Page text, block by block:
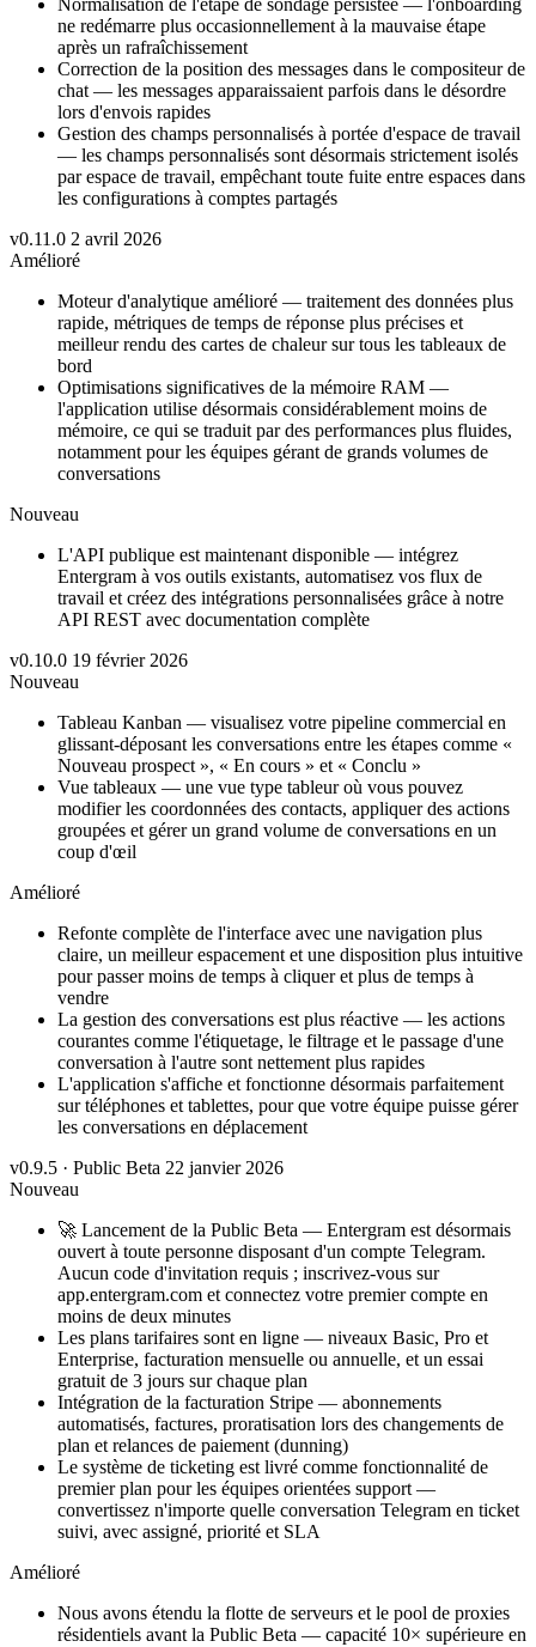
ne redémarre plus occasionnellement à la mauvaise étape
après un rafraîchissement
Correction de la position des messages dans le compositeur de
chat — les messages apparaissaient parfois dans le désordre
lors d'envois rapides
Gestion des champs personnalisés à portée d'espace de travail
— les champs personnalisés sont désormais strictement isolés
par espace de travail, empêchant toute fuite entre espaces dans
les configurations à comptes partagés
v0.11.0 2 avril 2026
Amélioré
Moteur d'analytique amélioré — traitement des données plus
rapide, métriques de temps de réponse plus précises et
meilleur rendu des cartes de chaleur sur tous les tableaux de
bord
Optimisations significatives de la mémoire RAM —
l'application utilise désormais considérablement moins de
mémoire, ce qui se traduit par des performances plus fluides,
notamment pour les équipes gérant de grands volumes de
conversations
Nouveau
L'API publique est maintenant disponible — intégrez
Entergram à vos outils existants, automatisez vos flux de
travail et créez des intégrations personnalisées grâce à notre
API REST avec documentation complète
v0.10.0 19 février 2026
Nouveau
Tableau Kanban — visualisez votre pipeline commercial en
glissant-déposant les conversations entre les étapes comme «
Nouveau prospect », « En cours » et « Conclu »
Vue tableaux — une vue type tableur où vous pouvez
modifier les coordonnées des contacts, appliquer des actions
groupées et gérer un grand volume de conversations en un
coup d'œil
Amélioré
Refonte complète de l'interface avec une navigation plus
claire, un meilleur espacement et une disposition plus intuitive
pour passer moins de temps à cliquer et plus de temps à
vendre
La gestion des conversations est plus réactive — les actions
courantes comme l'étiquetage, le filtrage et le passage d'une
conversation à l'autre sont nettement plus rapides
L'application s'affiche et fonctionne désormais parfaitement
sur téléphones et tablettes, pour que votre équipe puisse gérer
les conversations en déplacement
v0.9.5 · Public Beta 22 janvier 2026
Nouveau
🚀 Lancement de la Public Beta — Entergram est désormais
ouvert à toute personne disposant d'un compte Telegram.
Aucun code d'invitation requis ; inscrivez-vous sur
app.entergram.com et connectez votre premier compte en
moins de deux minutes
Les plans tarifaires sont en ligne — niveaux Basic, Pro et
Enterprise, facturation mensuelle ou annuelle, et un essai
gratuit de 3 jours sur chaque plan
Intégration de la facturation Stripe — abonnements
automatisés, factures, proratisation lors des changements de
plan et relances de paiement (dunning)
Le système de ticketing est livré comme fonctionnalité de
premier plan pour les équipes orientées support —
convertissez n'importe quelle conversation Telegram en ticket
suivi, avec assigné, priorité et SLA
Amélioré
Nous avons étendu la flotte de serveurs et le pool de proxies
résidentiels avant la Public Beta — capacité 10× supérieure en